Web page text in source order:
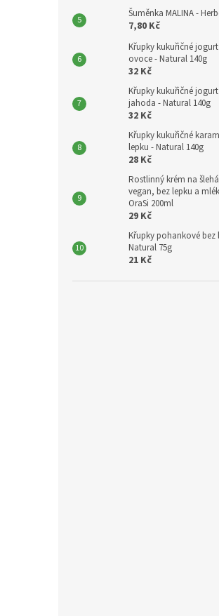
Šuměnka MALINA -
7,80 Kč
Křupky kukuřičné
ovoce - Natural 140g
32 Kč
Křupky kukuřičné
jahoda - Natural 140g
32 Kč
Křupky kukuřičné
lepku - Natural 140g
28 Kč
Rostlinný krém na
vegan, bez lepku a
OraSi 200ml
29 Kč
Křupky pohankové bez
Natural 75g
21 Kč